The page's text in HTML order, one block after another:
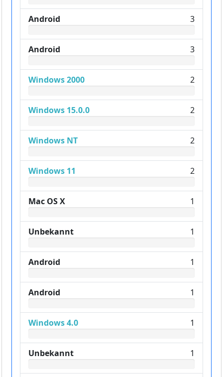
Android 3
Android 3
Windows 2000 2
Windows 15.0.0 2
Windows NT 2
Windows 11 2
Mac OS X 1
Unbekannt 1
Android 1
Android 1
Windows 4.0 1
Unbekannt 1